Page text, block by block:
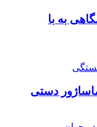
فناوری در سال 2024 نگاهی به با
دستی